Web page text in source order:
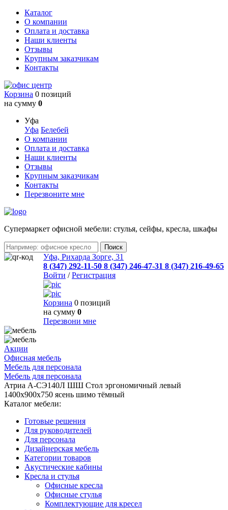
Каталог
О компании
Оплата и доставка
Наши клиенты
Отзывы
Крупным заказчикам
Контакты
Корзина 0 позиций
на сумму 0
Уфа
Уфа Белебей
О компании
Оплата и доставка
Наши клиенты
Отзывы
Крупным заказчикам
Контакты
Перезвоните мне
Cупермаркет офисной мебели: стулья, сейфы, кресла, шкафы
Уфа, Рихарда Зорге, 31
8 (347) 292-11-50 8 (347) 246-47-31 8 (347) 216-49-65
Войти /Регистрация
Корзина 0 позиций
на сумму 0
Перезвони мне
Акции
Офисная мебель
Мебель для персонала
Мебель для персонала
Атриа А-СЭ140Л ШШ Стол эргономичный левый
1400х900х750 ясень шимо тёмный
Каталог мебели:
Готовые решения
Для руководителей
Для персонала
Дизайнерская мебель
Категории товаров
Акустические кабины
Кресла и стулья
Офисные кресла
Офисные стулья
Комплектующие для кресел